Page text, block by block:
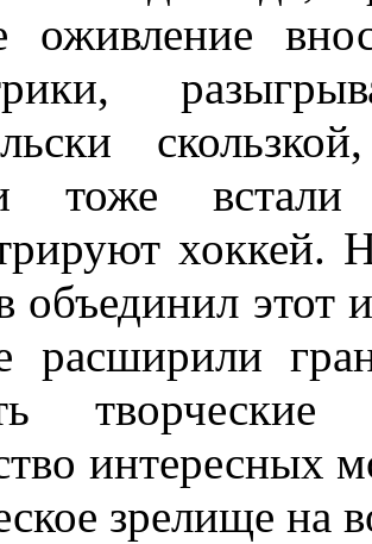
оживление
тоже
хоккей.
объединил этот
расширили
творческие
интересных
зрелище на